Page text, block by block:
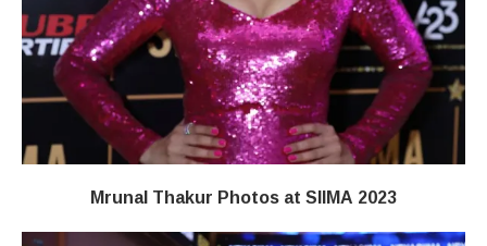
Mrunal Thakur Photos at SIIMA 2023